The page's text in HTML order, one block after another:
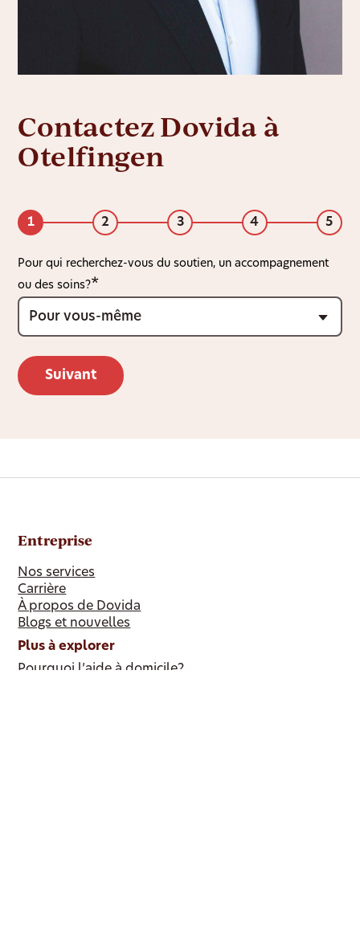
Contactez Dovida à
Otelfingen
1 2 3 4 5
Pour qui recherchez-vous du soutien, un accompagnement
ou des soins?
Entreprise
Nos services
Carrière
À propos de Dovida
Blogs et nouvelles
Plus à explorer
Pourquoi l’aide à domicile?